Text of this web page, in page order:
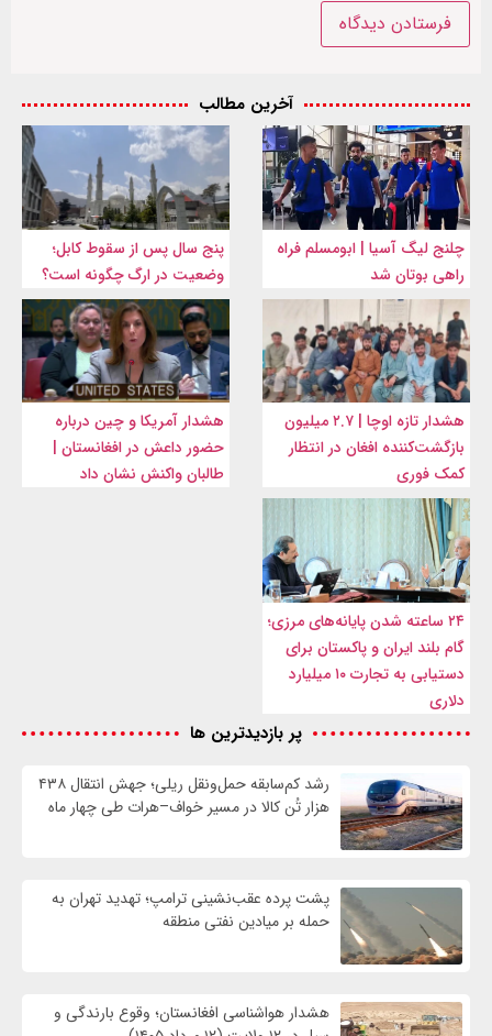
آخرین مطالب
چلنج لیگ آسیا | ابومسلم فراه
راهی بوتان شد
پنج سال پس از سقوط کابل؛
وضعیت در ارگ چگونه است؟
هشدار تازه اوچا | ۲.۷ میلیون
بازگشت‌کننده افغان در انتظار
کمک فوری
هشدار آمریکا و چین درباره
حضور داعش در افغانستان |
طالبان واکنش نشان داد
۲۴ ساعته شدن پایانه‌های مرزی؛
گام بلند ایران و پاکستان برای
دستیابی به تجارت ۱۰ میلیارد
دلاری
پر بازدیدترین ها
رشد کم‌سابقه حمل‌ونقل ریلی؛ جهش انتقال ۴۳۸
هزار تُن کالا در مسیر خواف–هرات طی چهار ماه
پشت پرده عقب‌نشینی ترامپ؛ تهدید تهران به
حمله بر ميادين نفتی منطقه
هشدار هواشناسی افغانستان؛ وقوع بارندگی و